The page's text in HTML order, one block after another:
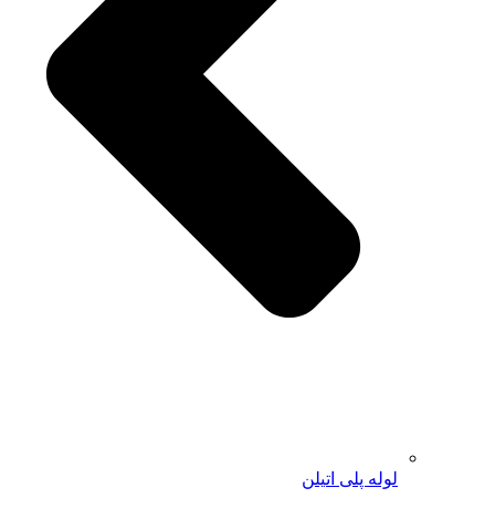
لوله پلی اتیلن